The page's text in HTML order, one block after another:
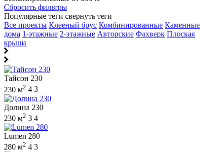
Сбросить фильтры
Популярные теги свернуть теги
Все проекты Клееный брус Комбинированные Каменные
дома 1-этажные 2-этажные Авторские Фахверк Плоская
крыша
Тайсон 230
230 м2 4 3
Долина 230
230 м2 3 4
Lumen 280
280 м2 4 3